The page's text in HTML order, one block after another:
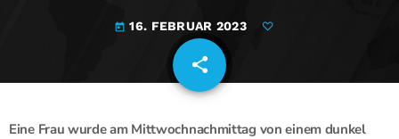
today 16. FEBRUAR 2023
share
email
Eine Frau wurde am Mittwochnachmittag von einem dunkel